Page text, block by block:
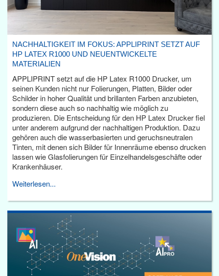
NACHHALTIGKEIT IM FOKUS: APPLIPRINT SETZT AUF
HP LATEX R1000 UND NEUENTWICKELTE
MATERIALIEN
APPLIPRINT setzt auf die HP Latex R1000 Drucker, um
seinen Kunden nicht nur Folierungen, Platten, Bilder oder
Schilder in hoher Qualität und brillanten Farben anzubieten,
sondern diese auch so nachhaltig wie möglich zu
produzieren. Die Entscheidung für den HP Latex Drucker fiel
unter anderem aufgrund der nachhaltigen Produktion. Dazu
gehören auch die wasserbasierten und geruchsneutralen
Tinten, mit denen sich Bilder für Innenräume ebenso drucken
lassen wie Glasfolierungen für Einzelhandelsgeschäfte oder
Krankenhäuser.
Weiterlesen...